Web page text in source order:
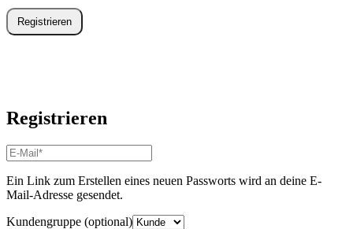
Registrieren
Registrieren
E-
Mail-
Adresse*
Erforderlich
Ein Link zum Erstellen eines neuen Passworts wird an deine E-
Mail-Adresse gesendet.
Kundengruppe (optional)